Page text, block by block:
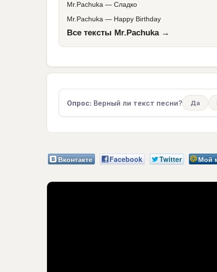
Mr.Pachuka — Сладко
Mr.Pachuka — Happy Birthday
Все тексты Mr.Pachuka →
Опрос: Верный ли текст песни? Да
Вконтакте Facebook Twitter Мой